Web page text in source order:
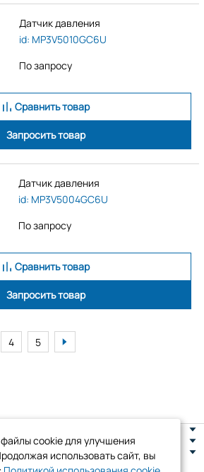
Датчик давления
id: MP3V5010GC6U
По запросу
Сравнить товар
Запросить товар
Датчик давления
id: MP3V5004GC6U
По запросу
Сравнить товар
Запросить товар
4 5
Новоселов д. 8
cookie для улучшения
использовать сайт, вы